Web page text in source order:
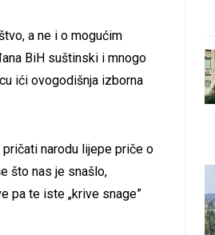
a ne i o mogućim
BiH suštinski i mnogo
ići ovogodišnja izborna
narodu lijepe priče o
što nas je snašlo,
pa te iste „krive snage”